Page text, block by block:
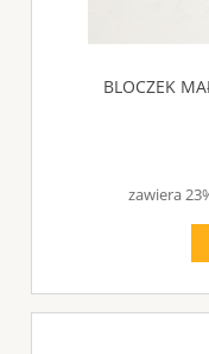
BLOCZEK
zawiera